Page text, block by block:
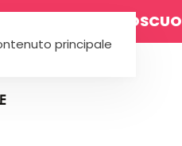
principale
SEI